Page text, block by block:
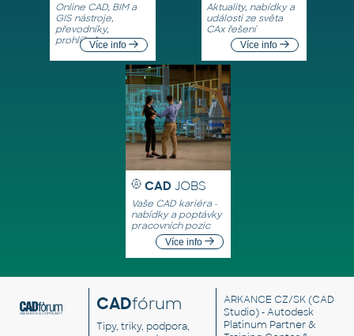
Online CAD, BIM a
GIS nástroje,
převodníky,
prohlížečeVíce info
Aktuality, nabídky a
události ze světa
CAx řešení
Více info
CAD JOBS
Vaše CAD kariéra -
nabídky a poptávky
pracovních pozic
Více info
CADfórum
Tipy, triky, podpora,
ARKANCE CZ/SK(CAD
Studio) - Autodesk
Platinum Partner &